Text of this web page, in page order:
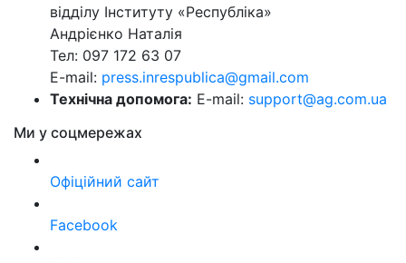
відділу Інституту «Республіка»
Андрієнко Наталія
Тел: 097 172 63 07
E-mail: press.inrespublica@gmail.com
Технічна допомога: E-mail: support@ag.com.ua
Ми у соцмережах
Офіційний сайт
Facebook